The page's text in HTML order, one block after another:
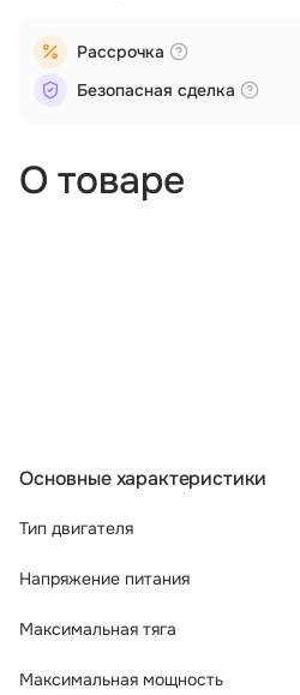
О товаре
Основные характеристики
Тип двигателя
Напряжение питания
Максимальная тяга
Максимальная мощность
Рассрочка
Безопасная сделка